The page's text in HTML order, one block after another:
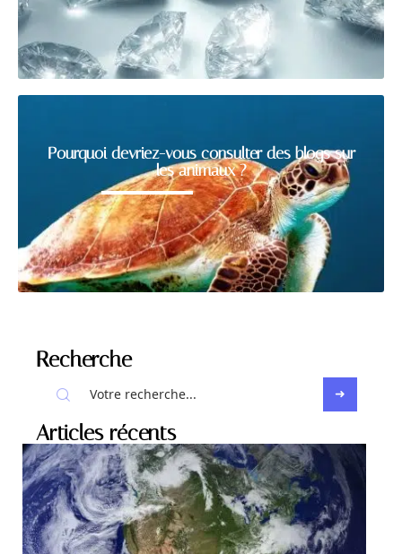
Pourquoi devriez-vous consulter des blogs sur
les animaux ?
Recherche
Articles récents